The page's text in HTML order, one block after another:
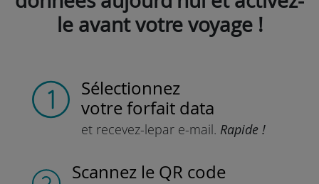
le avant votre voyage !
Sélectionnez
votre forfait data
et recevez-lepar e-mail. Rapide !
Scannez le QR code